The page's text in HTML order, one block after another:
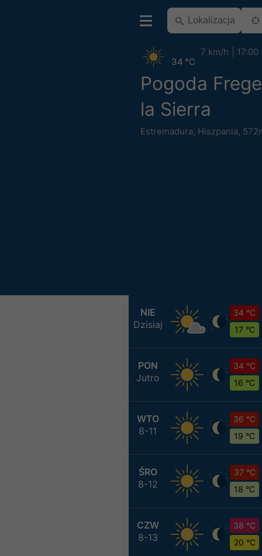
Pogoda
la Sierra
Estremadura, Hiszpania,
34 °C
7 km/h 17:00
NIE
Dzisiaj
34 °C
17 °C
PON
Jutro
34 °C
16 °C
WTO
8-11
36 °C
19 °C
ŚRO
8-12
37 °C
18 °C
CZW
8-13
38 °C
20 °C